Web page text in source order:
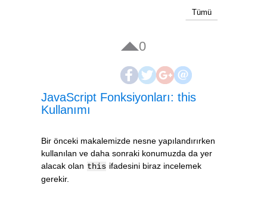
Tümü
0
JavaScript Fonksiyonları: this
Kullanımı
Bir önceki makalemizde nesne yapılandırırken
kullanılan ve daha sonraki konumuzda da yer
alacak olan this ifadesini biraz incelemek
gerekir.